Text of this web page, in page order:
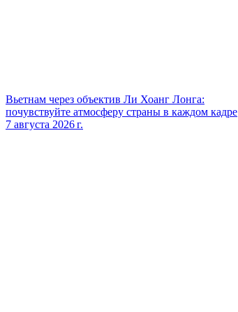
Вьетнам через объектив Ли Хоанг Лонга:
почувствуйте атмосферу страны в каждом кадре
7 августа 2026 г.